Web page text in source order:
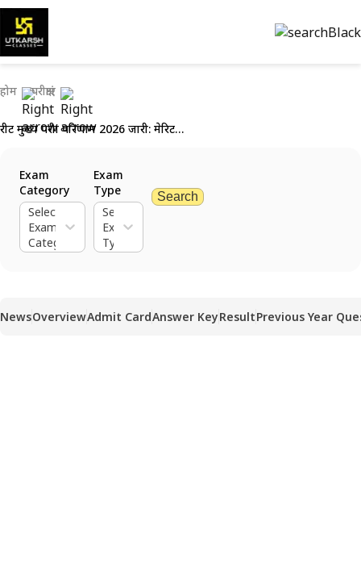
होम परीक्षाएं
रीट मुख्य परीक्षा परिणाम 2026 जारी: मेरिट सूची एवं कट-ऑफ डाउनलोड करें
Exam
Category
Select
Exam
Category
Exam
Type
Select
Exam
Type
Search
NewsOverviewAdmit CardAnswer KeyResultPrevious Year